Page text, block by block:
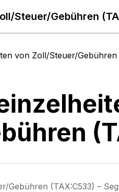
Steuer/Gebühren
von Zoll/Steuer/Gebühren
Gebühren (TAX:C533) –